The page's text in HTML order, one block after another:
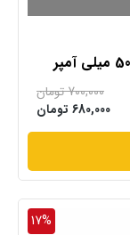
700,000تومان
680,000 تومان
17%